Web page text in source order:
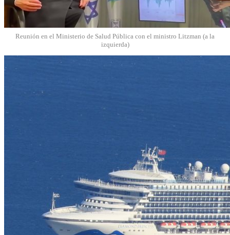
Reunión en el Ministerio de Salud Pública con el ministro Litzman (a la
izquierda)